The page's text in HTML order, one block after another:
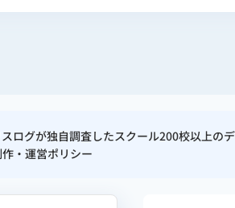
ログが独自調査したスクール200校以上の
・運営ポリシー